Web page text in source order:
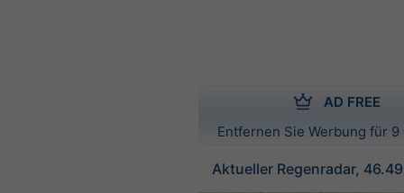
AD FREE
Entfernen Sie Werbung für
Aktueller Regenradar,